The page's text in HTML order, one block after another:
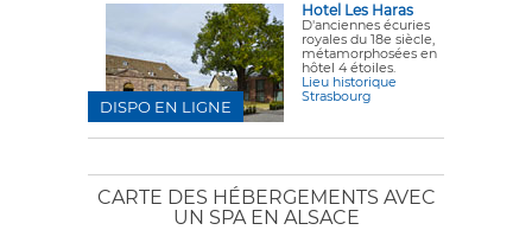
Hotel Les Haras
D'anciennes écuries
royales du 18e siècle,
métamorphosées en
hôtel 4 étoiles.
Lieu historique
Strasbourg
DISPO EN LIGNE
CARTE DES HÉBERGEMENTS AVEC
UN SPA EN ALSACE